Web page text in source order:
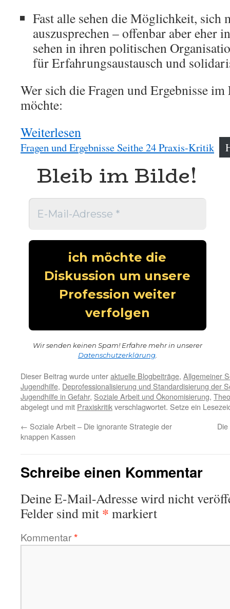
Fast alle sehen die Möglichkeit, sich
auszusprechen – offenbar aber eher
sehen in ihren politischen
für Erfahrungsaustausch und
Wer sich die Fragen und Ergebnisse im
möchte:
Weiterlesen
PRAXIS-
KRITIK
–
Das
Befragung
Fragen und Ergebnisse Seithe 24 Praxis-Kritik
Bleib im Bilde!
Wir senden keinen Spam! Erfahre mehr in unserer
Datenschutzerklärung.
Dieser Beitrag wurde unteraktuelle Blogbeiträge, Allgemeiner
Jugendhilfe, Deprofessionalisierung und Standardisierung der
Jugendhilfe in Gefahr, Soziale Arbeit und Ökonomisierung,
abgelegt und mit Praxiskritikverschlagwortet. Setze ein
← Soziale Arbeit – Die ignorante Strategie der
knappen Kassen
Schreibe einen Kommentar
Deine E-Mail-Adresse wird nicht
Felder sind mit * markiert
Kommentar*